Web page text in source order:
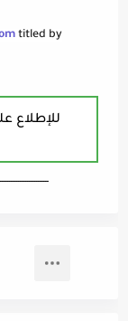
titled by
للإطلاع